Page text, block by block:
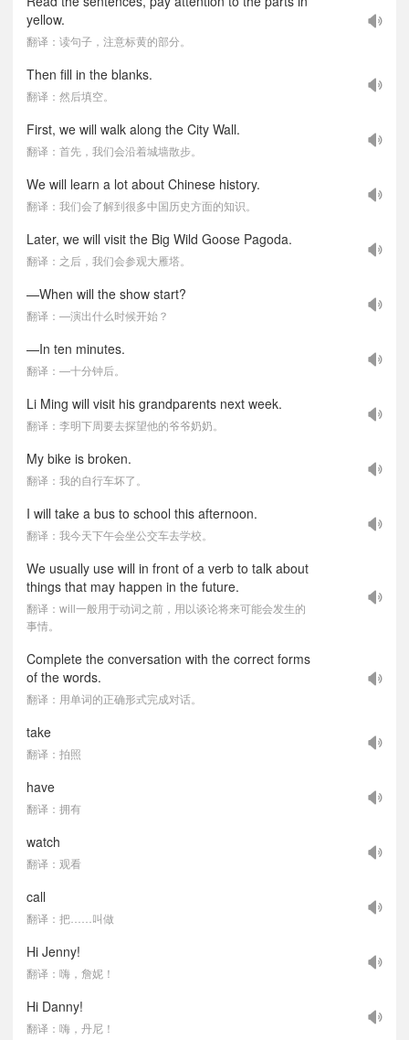
yellow.
翻译：读句子，注意标黄的部分。
Then fill in the blanks.
翻译：然后填空。
First, we will walk along the City Wall.
翻译：首先，我们会沿着城墙散步。
We will learn a lot about Chinese history.
翻译：我们会了解到很多中国历史方面的知识。
Later, we will visit the Big Wild Goose Pagoda.
翻译：之后，我们会参观大雁塔。
—When will the show start?
翻译：—演出什么时候开始？
—In ten minutes.
翻译：—十分钟后。
Li Ming will visit his grandparents next week.
翻译：李明下周要去探望他的爷爷奶奶。
My bike is broken.
翻译：我的自行车坏了。
I will take a bus to school this afternoon.
翻译：我今天下午会坐公交车去学校。
We usually use will in front of a verb to talk about
things that may happen in the future.
翻译：will一般用于动词之前，用以谈论将来可能会发生的
事情。
Complete the conversation with the correct forms
of the words.
翻译：用单词的正确形式完成对话。
take
翻译：拍照
have
翻译：拥有
watch
翻译：观看
call
翻译：把……叫做
Hi Jenny!
翻译：嗨，詹妮！
Hi Danny!
翻译：嗨，丹尼！